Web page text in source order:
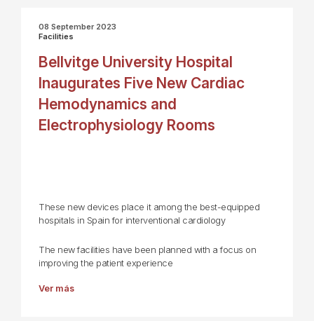
08 September 2023
Facilities
Bellvitge University Hospital
Inaugurates Five New Cardiac
Hemodynamics and
Electrophysiology Rooms
These new devices place it among the best-equipped
hospitals in Spain for interventional cardiology
The new facilities have been planned with a focus on
improving the patient experience
Ver más